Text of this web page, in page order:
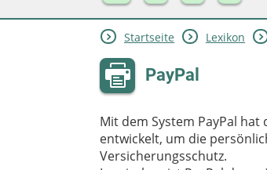
Startseite Lexikon
PayPal
Mit dem System PayPal
entwickelt, um die
Versicherungsschutz.